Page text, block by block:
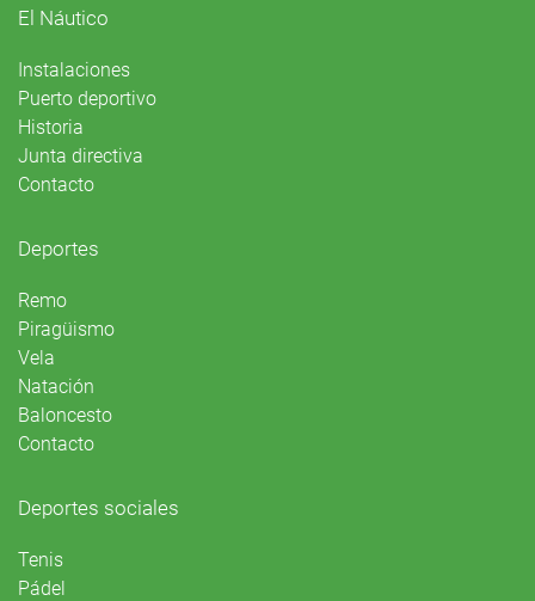
El Náutico
Instalaciones
Puerto deportivo
Historia
Junta directiva
Contacto
Deportes
Remo
Piragüismo
Vela
Natación
Baloncesto
Contacto
Deportes sociales
Tenis
Pádel